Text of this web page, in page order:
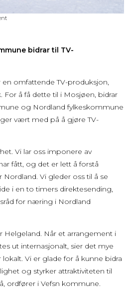
bidrar til TV-
omfattende TV-produksjon,
For å få dette til i Mosjøen, bidrar
og Nordland fylkeskommune
vært med på å gjøre TV-
Vi lar oss imponere av
fått, og det er lett å forstå
Nordland. Vi gleder oss til å se
i en to timers direktesending,
for næring i Nordland
Helgeland. Når et arrangement i
ut internasjonalt, sier det mye
Vi er glade for å kunne bidra
og styrker attraktiviteten til
ordfører i Vefsn kommune.